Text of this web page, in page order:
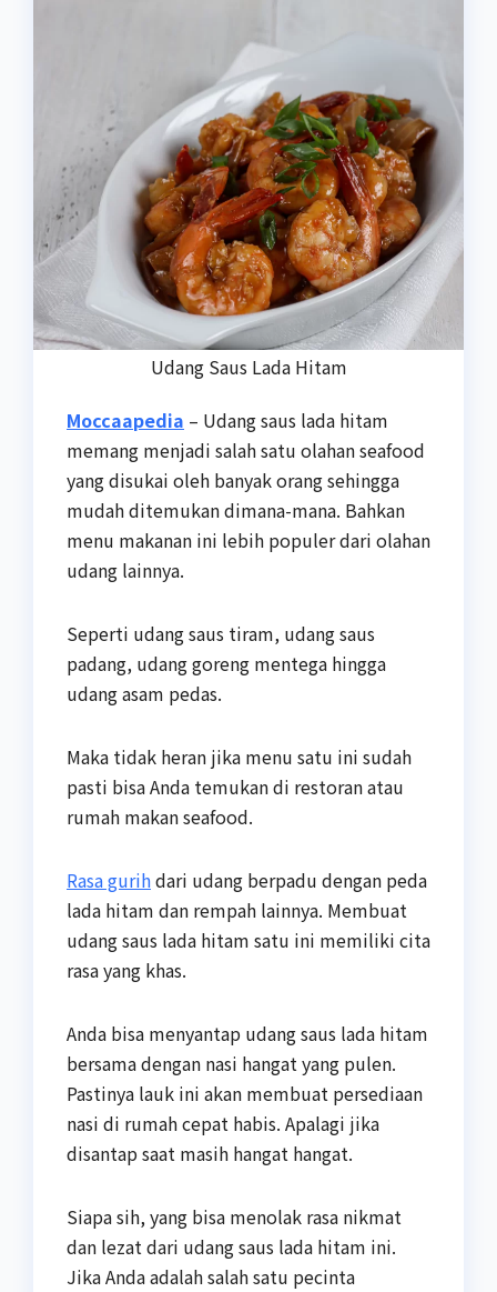
Udang Saus Lada Hitam
Moccaapedia – Udang saus lada hitam
memang menjadi salah satu olahan seafood
yang disukai oleh banyak orang sehingga
mudah ditemukan dimana-mana. Bahkan
menu makanan ini lebih populer dari olahan
udang lainnya.
Seperti udang saus tiram, udang saus
padang, udang goreng mentega hingga
udang asam pedas.
Maka tidak heran jika menu satu ini sudah
pasti bisa Anda temukan di restoran atau
rumah makan seafood.
Rasa gurihdari udang berpadu dengan peda
lada hitam dan rempah lainnya. Membuat
udang saus lada hitam satu ini memiliki cita
rasa yang khas.
Anda bisa menyantap udang saus lada hitam
bersama dengan nasi hangat yang pulen.
Pastinya lauk ini akan membuat persediaan
nasi di rumah cepat habis. Apalagi jika
disantap saat masih hangat hangat.
Siapa sih, yang bisa menolak rasa nikmat
dan lezat dari udang saus lada hitam ini.
Jika Anda adalah salah satu pecinta